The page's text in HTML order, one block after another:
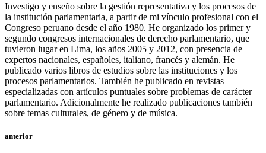
Investigo y enseño sobre la gestión representativa y los procesos de
la institución parlamentaria, a partir de mi vínculo profesional con el
Congreso peruano desde el año 1980. He organizado los primer y
segundo congresos internacionales de derecho parlamentario, que
tuvieron lugar en Lima, los años 2005 y 2012, con presencia de
expertos nacionales, españoles, italiano, francés y alemán. He
publicado varios libros de estudios sobre las instituciones y los
procesos parlamentarios. También he publicado en revistas
especializadas con artículos puntuales sobre problemas de carácter
parlamentario. Adicionalmente he realizado publicaciones también
sobre temas culturales, de género y de música.
anterior